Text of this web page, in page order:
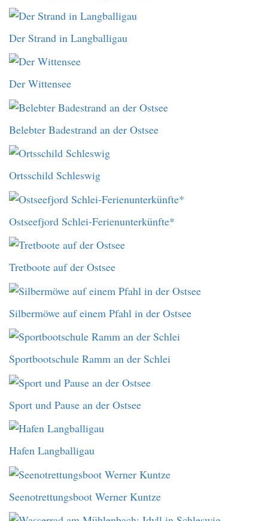
Der Strand in Langballigau
Der Wittensee
Belebter Badestrand an der Ostsee
Ortsschild Schleswig
Ostseefjord Schlei-Ferienunterkünfte*
Tretboote auf der Ostsee
Silbermöwe auf einem Pfahl in der Ostsee
Sportbootschule Ramm an der Schlei
Sport und Pause an der Ostsee
Hafen Langballigau
Seenotrettungsboot Werner Kuntze